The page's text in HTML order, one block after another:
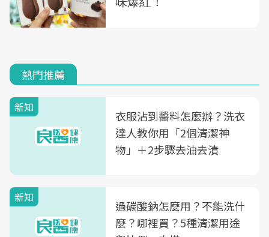
熱門推薦
新知
衣服沾到醬料怎麼辦？洗衣
達人教你用「2個清潔神
物」＋2步驟去油去漬
新知
過碳酸鈉怎麼用？不能洗什
麼？哪裡買？5種清潔用途